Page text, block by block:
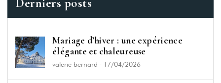
Derniers posts
Mariage d’hiver : une expérience
élégante et chaleureuse
valerie bernard - 17/04/2026